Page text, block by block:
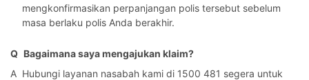
mengkonfirmasikan perpanjangan polis tersebut sebelum
masa berlaku polis Anda berakhir.
Q Bagaimana saya mengajukan klaim?
A Hubungi layanan nasabah kami di 1500 481 segera untuk